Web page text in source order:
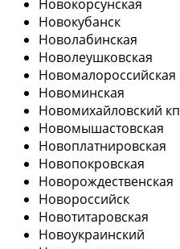
Новокорсунская
Новокубанск
Новолабинская
Новолеушковская
Новомалороссийская
Новоминская
Новомихайловский кп
Новомышастовская
Новоплатнировская
Новопокровская
Новорождественская
Новороссийск
Новотитаровская
Новоукраинский